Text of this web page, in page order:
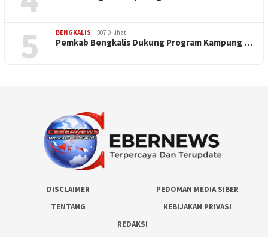
5 BENGKALIS 307 Dilihat
Pemkab Bengkalis Dukung Program Kampung …
DISCLAIMER
PEDOMAN MEDIA SIBER
TENTANG
KEBIJAKAN PRIVASI
REDAKSI